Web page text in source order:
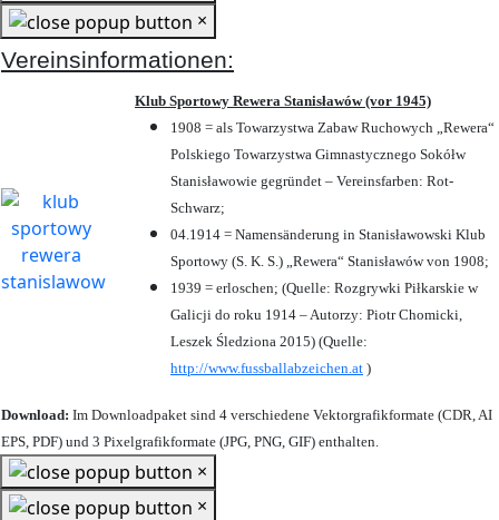
×
Vereinsinformationen:
Klub Sportowy Rewera Stanisławów (vor 1945)
1908 = als Towarzystwa Zabaw Ruchowych „Rewera“
Polskiego Towarzystwa Gimnastycznego Sokółw
Stanisławowie gegründet – Vereinsfarben: Rot-
Schwarz;
04.1914 = Namensänderung in Stanisławowski Klub
Sportowy (S. K. S.) „Rewera“ Stanisławów von 1908;
1939 = erloschen; (Quelle: Rozgrywki Piłkarskie w
Galicji do roku 1914 – Autorzy: Piotr Chomicki,
Leszek Śledziona 2015) (Quelle:
http://www.fussballabzeichen.at )
Download: Im Downloadpaket sind 4 verschiedene Vektorgrafikformate (CDR, AI
EPS, PDF) und 3 Pixelgrafikformate (JPG, PNG, GIF) enthalten.
×
×